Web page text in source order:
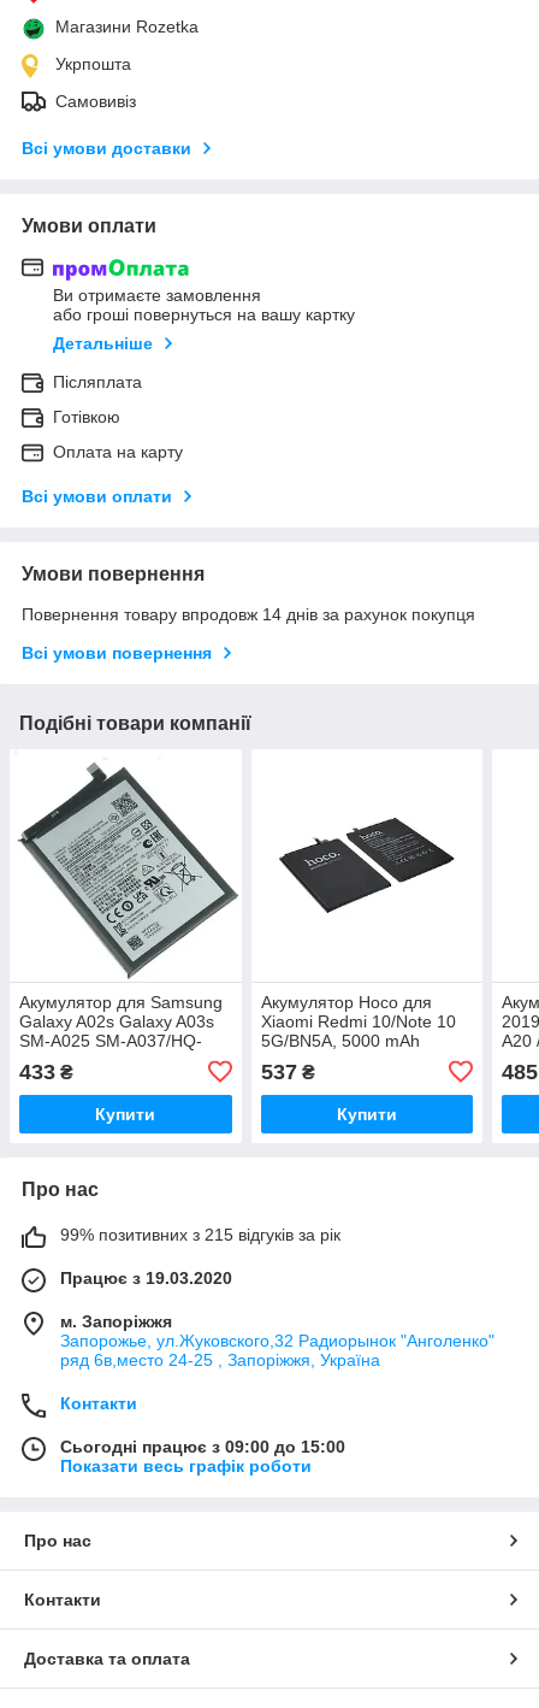
Магазини Rozetka
Укрпошта
Самовивіз
Всі умови доставки
Умови оплати
Ви отримаєте замовлення
або гроші повернуться на вашу картку
Детальніше
Післяплата
Готівкою
Оплата на карту
Всі умови оплати
Умови повернення
Повернення товару впродовж 14 днів за рахунок покупця
Всі умови повернення
Подібні товари компанії
Акумулятор для Samsung
Galaxy A02s Galaxy A03s
SM-A025 SM-A037/HQ-
50SD/HQ-50S (5000 mAh)
Original PRC
433 ₴
Купити
Акумулятор Hoco для
Xiaomi Redmi 10/Note 10
5G/BN5A, 5000 mAh
537₴
Купити
A20
485
Про нас
99% позитивних з 215 відгуків за рік
Працює з 19.03.2020
м. Запоріжжя
Запорожье, ул.Жуковского,32 Радиорынок "Анголенко"
ряд 6в,место 24-25 , Запоріжжя, Україна
Контакти
Сьогодні працює з 09:00 до 15:00
Показати весь графік роботи
Про нас
Контакти
Доставка та оплата